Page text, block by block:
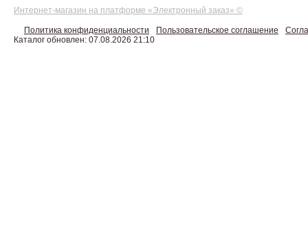
Интернет-магазин на платформе «Электронный заказ» ©
Политика конфиденциальности Пользовательское соглашение
Каталог обновлен: 07.08.2026 21:10